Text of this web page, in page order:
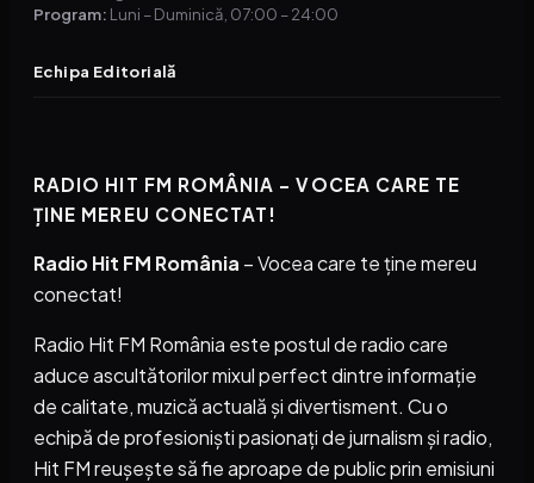
Program: Luni – Duminică, 07:00 – 24:00
Echipa Editorială
RADIO HIT FM ROMÂNIA – VOCEA CARE TE
ȚINE MEREU CONECTAT!
Radio Hit FM România – Vocea care te ține mereu
conectat!
Radio Hit FM România este postul de radio care
aduce ascultătorilor mixul perfect dintre informație
de calitate, muzică actuală și divertisment. Cu o
echipă de profesioniști pasionați de jurnalism și radio,
Hit FM reușește să fie aproape de public prin emisiuni